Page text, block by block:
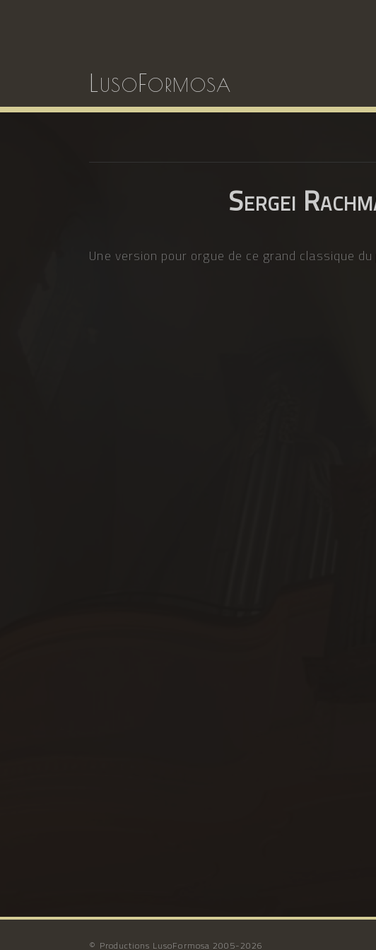
LusoFormosa
Sergei
Une version pour orgue de ce grand classique du
© Productions LusoFormosa 2005-2026